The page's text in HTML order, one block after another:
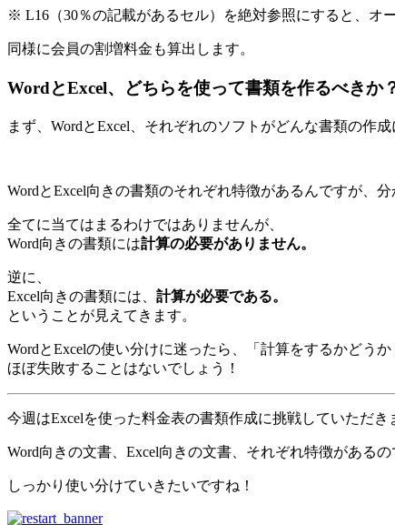
※ L16（30％の記載があるセル）を絶対参照にすると、オ
同様に会員の割増料金も算出します。
WordとExcel、どちらを使って書類を作るべきか
まず、WordとExcel、それぞれのソフトがどんな書類の作
WordとExcel向きの書類のそれぞれ特徴があるんですが、分
全てに当てはまるわけではありませんが、
Word向きの書類には計算の必要がありません。
逆に、
Excel向きの書類には、 計算が必要である。
ということが見えてきます。
WordとExcelの使い分けに迷ったら、「計算をするかどうか
ほぼ失敗することはないでしょう！
今週はExcelを使った料金表の書類作成に挑戦していただき
Word向きの文書、Excel向きの文書、それぞれ特徴があるの
しっかり使い分けていきたいですね！